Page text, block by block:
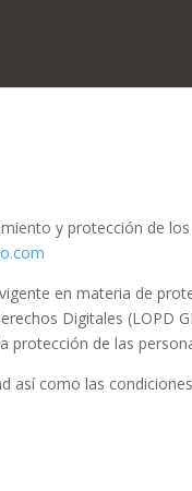
y protección de
en materia de
Digitales (LOPD
de las
así como las